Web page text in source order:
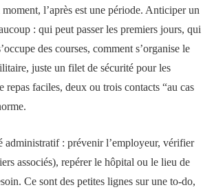
moment, l’après est une période. Anticiper un
: qui peut passer les premiers jours, qui
des courses, comment s’organise le
juste un filet de sécurité pour les
repas faciles, deux ou trois contacts “au cas
administratif : prévenir l’employeur, vérifier
associés), repérer le hôpital ou le lieu de
Ce sont des petites lignes sur une to-do,